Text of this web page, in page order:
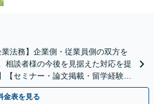
法務】企業側・従業員側の双方を
相談者様の今後を見据えた対応を提
セミナー・論文掲載・留学経験あ
金表を見る